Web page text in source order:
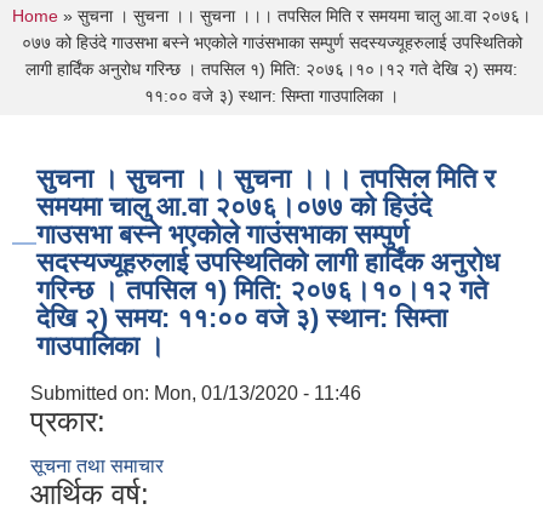
You are here
Home » सुचना । सुचना ।। सुचना ।।। तपसिल मिति र समयमा चालु आ.वा २०७६।
०७७ को हिउंदे गाउसभा बस्ने भएकोले गाउंसभाका स‍म्पुर्ण सदस्यज्यूहरुलाई उपस्थितिको
लागी हार्दिंक अनुरोध गरिन्छ । तपसिल १) मिति: २०७६।१०।१२ गते देखि २) समय:
११:०० वजे ३) स्थान: सिम्ता गाउपालिका ।
सुचना । सुचना ।। सुचना ।।। तपसिल मिति र
समयमा चालु आ.वा २०७६।०७७ को हिउंदे
गाउसभा बस्ने भएकोले गाउंसभाका स‍म्पुर्ण
सदस्यज्यूहरुलाई उपस्थितिको लागी हार्दिंक अनुरोध
गरिन्छ । तपसिल १) मिति: २०७६।१०।१२ गते
देखि २) समय: ११:०० वजे ३) स्थान: सिम्ता
गाउपालिका ।
Submitted on: Mon, 01/13/2020 - 11:46
प्रकार:
सूचना तथा समाचार
आर्थिक वर्ष: